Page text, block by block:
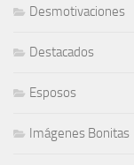
Desmotivaciones
Destacados
Esposos
Imágenes Bonitas